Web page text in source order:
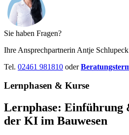
Sie haben Fragen?
Ihre Ansprechpartnerin Antje
Tel. 02461 981810 oder
Lernphasen & Kurse
Lernphase: Einführung
der KI im Bauwesen